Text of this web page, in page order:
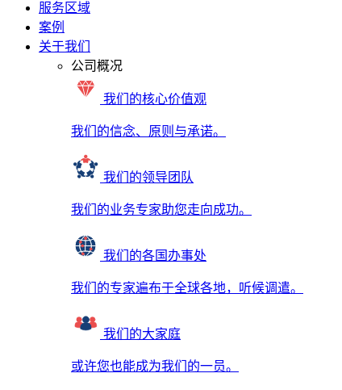
服务区域
案例
关于我们
公司概况
我们的核心价值观
我们的信念、原则与承诺。
我们的领导团队
我们的业务专家助您走向成功。
我们的各国办事处
我们的专家遍布于全球各地，听候调遣。
我们的大家庭
或许您也能成为我们的一员。